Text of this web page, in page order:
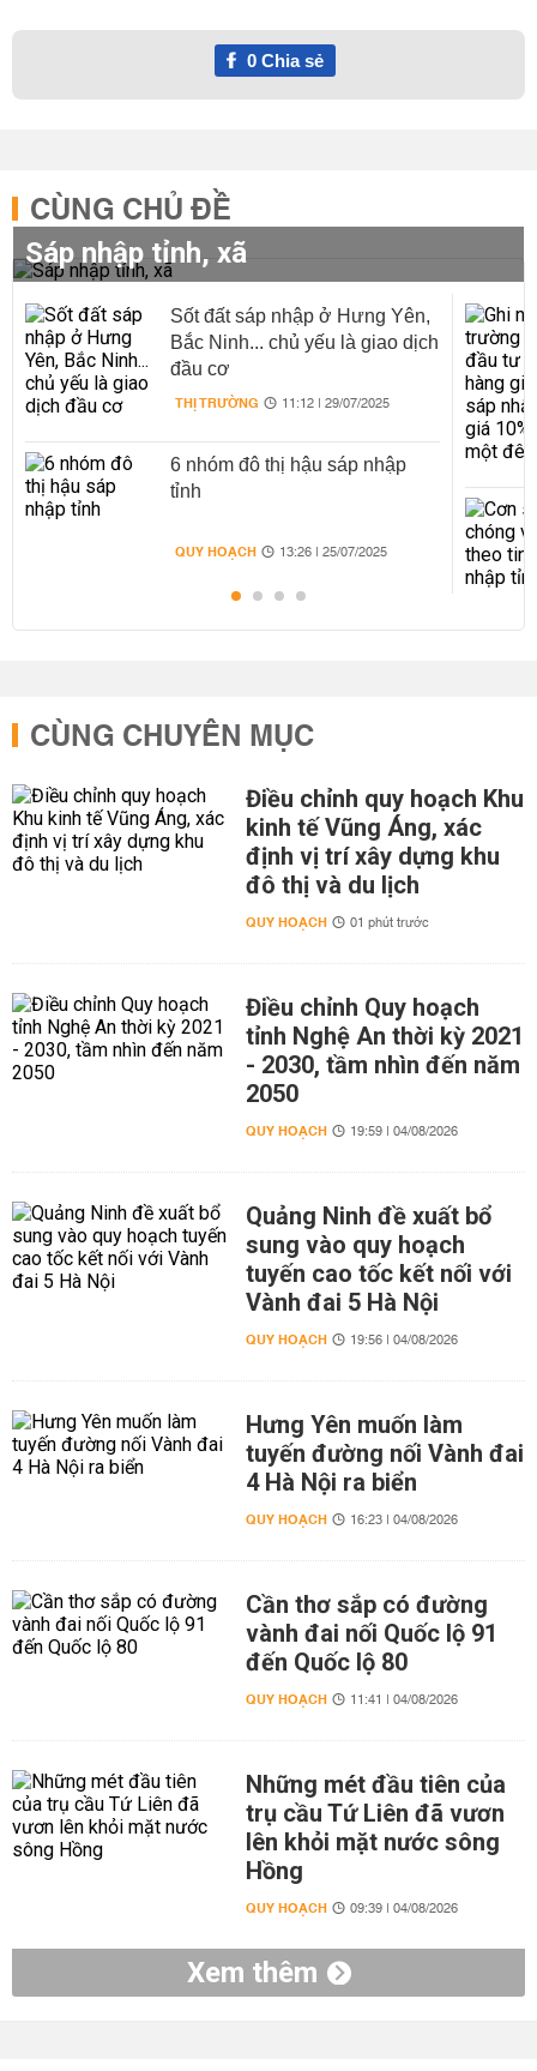
0Chia sẻ
CÙNG CHỦ ĐỀ
Sáp nhập tỉnh, xã
Sốt đất sáp nhập ở Hưng Yên,
Bắc Ninh... chủ yếu là giao dịch
đầu cơ
THỊ TRƯỜNG 11:12 | 29/07/2025
6 nhóm đô thị hậu sáp nhập
tỉnh
QUY HOẠCH 13:26 | 25/07/2025
CÙNG CHUYÊN MỤC
Điều chỉnh quy hoạch Khu
kinh tế Vũng Áng, xác
định vị trí xây dựng khu
đô thị và du lịch
QUY HOẠCH 01 phút trước
Điều chỉnh Quy hoạch
tỉnh Nghệ An thời kỳ 2021
- 2030, tầm nhìn đến năm
2050
QUY HOẠCH 19:59 | 04/08/2026
Quảng Ninh đề xuất bổ
sung vào quy hoạch
tuyến cao tốc kết nối với
Vành đai 5 Hà Nội
QUY HOẠCH 19:56 | 04/08/2026
Hưng Yên muốn làm
tuyến đường nối Vành đai
4 Hà Nội ra biển
QUY HOẠCH 16:23 | 04/08/2026
Cần thơ sắp có đường
vành đai nối Quốc lộ 91
đến Quốc lộ 80
QUY HOẠCH 11:41 | 04/08/2026
Những mét đầu tiên của
trụ cầu Tứ Liên đã vươn
lên khỏi mặt nước sông
Hồng
QUY HOẠCH 09:39 | 04/08/2026
Xem thêm